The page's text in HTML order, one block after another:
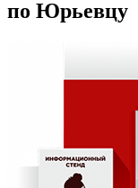
по Юрьевцу